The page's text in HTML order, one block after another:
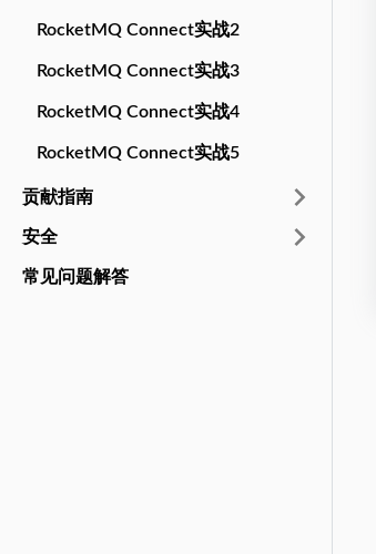
RocketMQ Connect实战2
RocketMQ Connect实战3
RocketMQ Connect实战4
RocketMQ Connect实战5
贡献指南
安全
常见问题解答